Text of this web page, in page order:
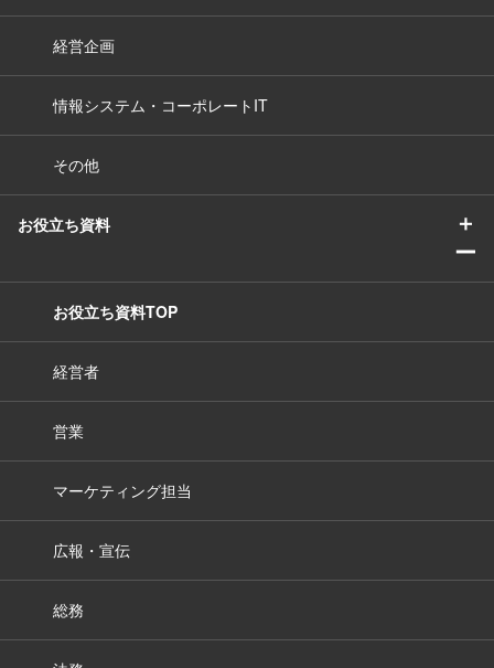
経営企画
情報システム・コーポレートIT
その他
お役立ち資料
＋
ー
お役立ち資料TOP
経営者
営業
マーケティング担当
広報・宣伝
総務